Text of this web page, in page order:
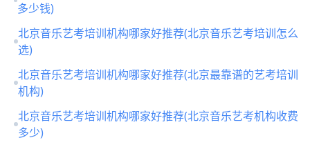
多少钱)
北京音乐艺考培训机构哪家好推荐(北京音乐艺考培训怎么
选)
北京音乐艺考培训机构哪家好推荐(北京最靠谱的艺考培训
机构)
北京音乐艺考培训机构哪家好推荐(北京音乐艺考机构收费
多少)